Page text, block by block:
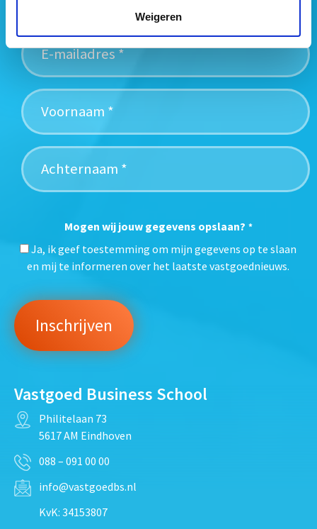
Weigeren
Mogen wij jouw gegevens opslaan? *
Ja, ik geef toestemming om mijn gegevens op te slaan
en mij te informeren over het laatste vastgoednieuws.
Vastgoed Business School
Philitelaan 73
5617 AM Eindhoven
088 – 091 00 00
info@vastgoedbs.nl
KvK: 34153807